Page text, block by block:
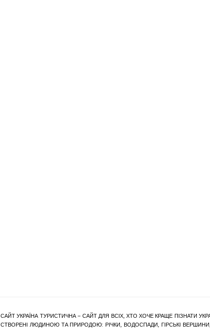
САЙТ УКРАЇНА ТУРИСТИЧНА – САЙТ ДЛЯ ВСІХ, ХТО ХОЧЕ КРАЩЕ ПІЗНАТИ
СТВОРЕНІ ЛЮДИНОЮ ТА ПРИРОДОЮ: РІЧКИ, ВОДОСПАДИ, ГІРСЬКІ